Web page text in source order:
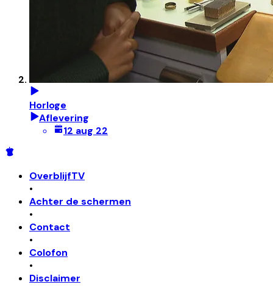
Horloge
Aflevering
12 aug 22
OverblijfTV
•
Achter de schermen
•
Contact
•
Colofon
•
Disclaimer